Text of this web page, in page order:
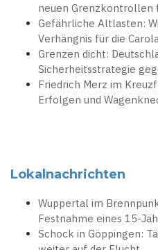
neuen Grenzkontrollen
Gefährliche Altlasten:
Verhängnis für die
Grenzen dicht:
Sicherheitsstrategie
Friedrich Merz im
Erfolgen und
Lokalnachrichten
Wuppertal im
Festnahme eines 15-
Schock in Göppingen: